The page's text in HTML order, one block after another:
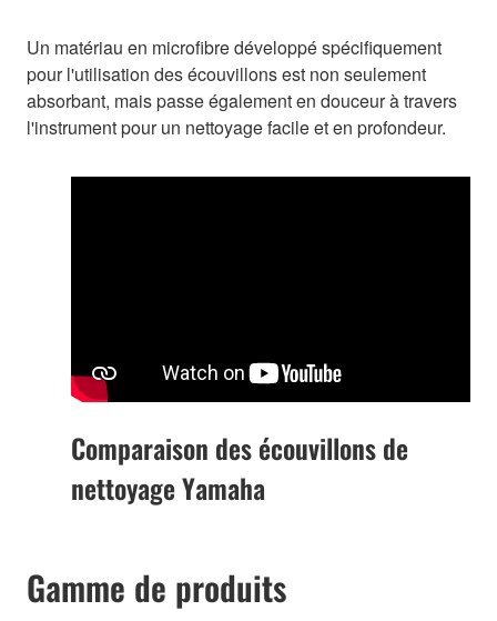
Un matériau en microfibre développé spécifiquement
pour l'utilisation des écouvillons est non seulement
absorbant, mais passe également en douceur à travers
l'instrument pour un nettoyage facile et en profondeur.
Comparaison des écouvillons de
nettoyage Yamaha
Gamme de produits